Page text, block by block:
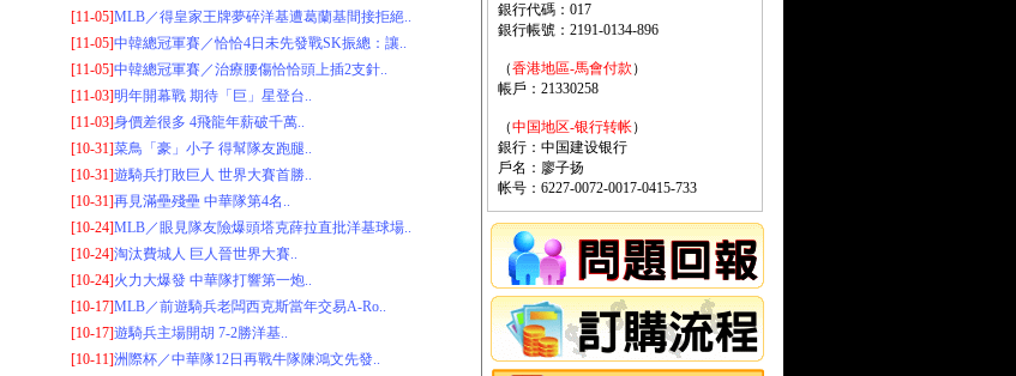
[11-05]MLB／得皇家王牌夢碎洋基遭葛蘭基間接拒絕..
[11-05]中韓總冠軍賽／恰恰4日未先發戰SK振總：讓..
[11-05]中韓總冠軍賽／治療腰傷恰恰頭上插2支針..
[11-03]明年開幕戰 期待「巨」星登台..
[11-03]身價差很多 4飛龍年薪破千萬..
[10-31]菜鳥「豪」小子 得幫隊友跑腿..
[10-31]遊騎兵打敗巨人 世界大賽首勝..
[10-31]再見滿壘殘壘 中華隊第4名..
[10-24]MLB／眼見隊友險爆頭塔克薛拉直批洋基球場..
[10-24]淘汰費城人 巨人晉世界大賽..
[10-24]火力大爆發 中華隊打響第一炮..
[10-17]MLB／前遊騎兵老闆西克斯當年交易A-Ro..
[10-17]遊騎兵主場開胡 7-2勝洋基..
[10-11]洲際杯／中華隊12日再戰牛隊陳鴻文先發..
銀行代碼：017
銀行帳號：2191-0134-896
（香港地區-馬會付款 ）
帳戶：21330258
（中国地区-银行转帐）
銀行：中国建设银行
戶名：廖子扬
帐号：6227-0072-0017-0415-733